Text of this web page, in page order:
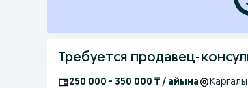
Требуется продавец-
250 000 - 350 000 ₸ / айына Каргалы